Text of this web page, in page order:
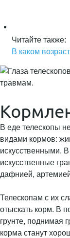
Читайте также:
В каком
В еде телескопы
видами кормов:
искусственными.
искусственные
дафнией,
Телескопам с их
отыскать корм. В
грунте, поднимая
корма станут